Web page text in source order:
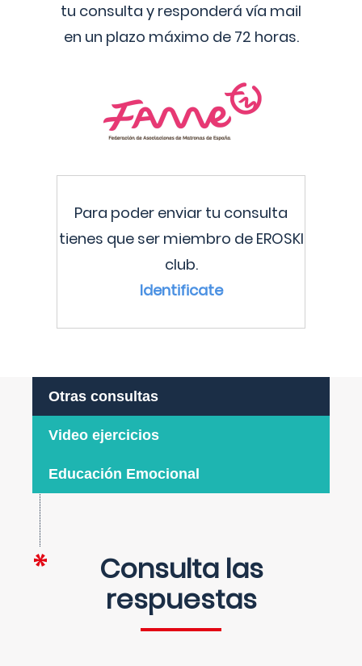
tu consulta y responderá vía mail
en un plazo máximo de 72 horas.
Para poder enviar tu consulta
tienes que ser miembro de EROSKI
club.
Identificate
Otras consultas
Video ejercicios
Educación Emocional
Consulta las
respuestas